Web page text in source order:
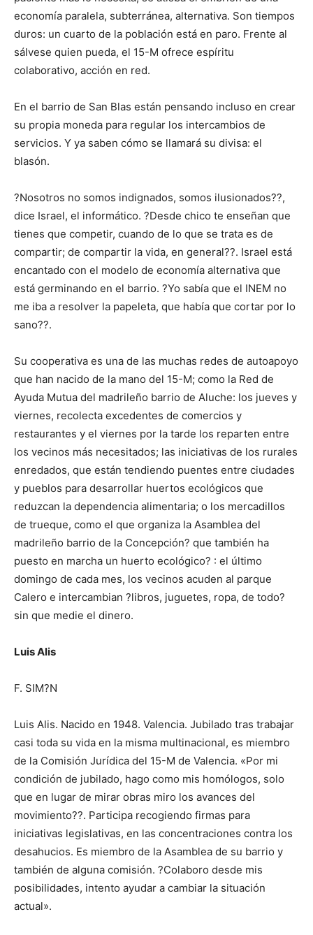
economía paralela, subterránea, alternativa. Son tiempos
duros: un cuarto de la población está en paro. Frente al
sálvese quien pueda, el 15-M ofrece espíritu
colaborativo, acción en red.
En el barrio de San Blas están pensando incluso en crear
su propia moneda para regular los intercambios de
servicios. Y ya saben cómo se llamará su divisa: el
blasón.
?Nosotros no somos indignados, somos ilusionados??,
dice Israel, el informático. ?Desde chico te enseñan que
tienes que competir, cuando de lo que se trata es de
compartir; de compartir la vida, en general??. Israel está
encantado con el modelo de economía alternativa que
está germinando en el barrio. ?Yo sabía que el INEM no
me iba a resolver la papeleta, que había que cortar por lo
sano??.
Su cooperativa es una de las muchas redes de autoapoyo
que han nacido de la mano del 15-M; como la Red de
Ayuda Mutua del madrileño barrio de Aluche: los jueves y
viernes, recolecta excedentes de comercios y
restaurantes y el viernes por la tarde los reparten entre
los vecinos más necesitados; las iniciativas de los rurales
enredados, que están tendiendo puentes entre ciudades
y pueblos para desarrollar huertos ecológicos que
reduzcan la dependencia alimentaria; o los mercadillos
de trueque, como el que organiza la Asamblea del
madrileño barrio de la Concepción? que también ha
puesto en marcha un huerto ecológico? : el último
domingo de cada mes, los vecinos acuden al parque
Calero e intercambian ?libros, juguetes, ropa, de todo?
sin que medie el dinero.
Luis Alis
F. SIM?N
Luis Alis. Nacido en 1948. Valencia. Jubilado tras trabajar
casi toda su vida en la misma multinacional, es miembro
de la Comisión Jurídica del 15-M de Valencia. «Por mi
condición de jubilado, hago como mis homólogos, solo
que en lugar de mirar obras miro los avances del
movimiento??. Participa recogiendo firmas para
iniciativas legislativas, en las concentraciones contra los
desahucios. Es miembro de la Asamblea de su barrio y
también de alguna comisión. ?Colaboro desde mis
posibilidades, intento ayudar a cambiar la situación
actual».